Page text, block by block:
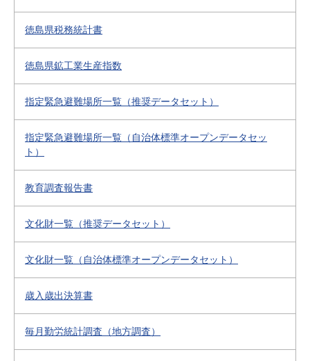
徳島県税務統計書
徳島県鉱工業生産指数
指定緊急避難場所一覧（推奨データセット）
指定緊急避難場所一覧（自治体標準オープンデータセッ
ト）
教育調査報告書
文化財一覧（推奨データセット）
文化財一覧（自治体標準オープンデータセット）
歳入歳出決算書
毎月勤労統計調査（地方調査）